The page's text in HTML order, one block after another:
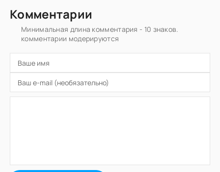
Комментарии
Минимальная длина комментария - 10 знаков.
комментарии модерируются